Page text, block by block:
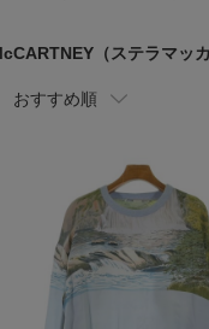
（ステラマッ
おすすめ順